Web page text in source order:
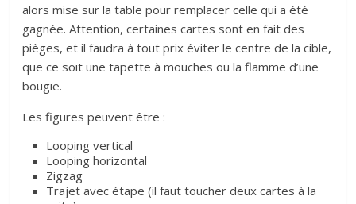
alors mise sur la table pour remplacer celle qui a été
gagnée. Attention, certaines cartes sont en fait des
pièges, et il faudra à tout prix éviter le centre de la cible,
que ce soit une tapette à mouches ou la flamme d’une
bougie.
Les figures peuvent être :
Looping vertical
Looping horizontal
Zigzag
Trajet avec étape (il faut toucher deux cartes à la